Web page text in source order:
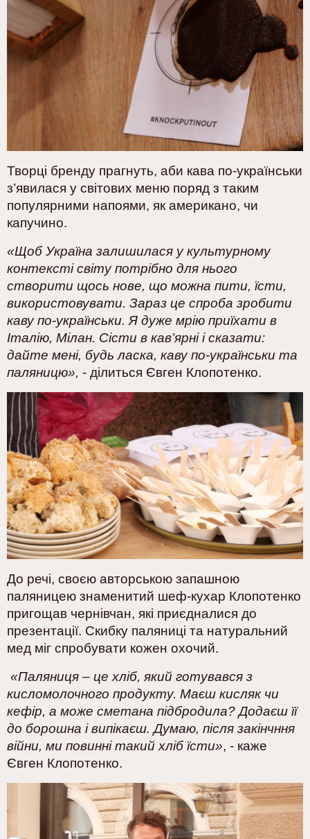
Творці бренду прагнуть, аби кава по-українськи
з’явилася у світових меню поряд з таким
популярними напоями, як американо, чи
капучино.
«Щоб Україна залишилася у культурному
контексті світу потрібно для нього
створити щось нове, що можна пити, їсти,
використовувати. Зараз це спроба зробити
каву по-українськи. Я дуже мрію приїхати в
Італію, Мілан. Сісти в кав’ярні і сказати:
дайте мені, будь ласка, каву по-українськи та
паляницю», - ділиться Євген Клопотенко.
До речі, своєю авторською запашною
паляницею знаменитий шеф-кухар Клопотенко
пригощав чернівчан, які приєдналися до
презентації. Скибку паляниці та натуральний
мед міг спробувати кожен охочий.
«Паляниця – це хліб, який готувався з
кисломолочного продукту. Маєш кисляк чи
кефір, а може сметана підбродила? Додаєш її
до борошна і випікаєш. Думаю, після закінчння
війни, ми повинні такий хліб їсти», - каже
Євген Клопотенко.